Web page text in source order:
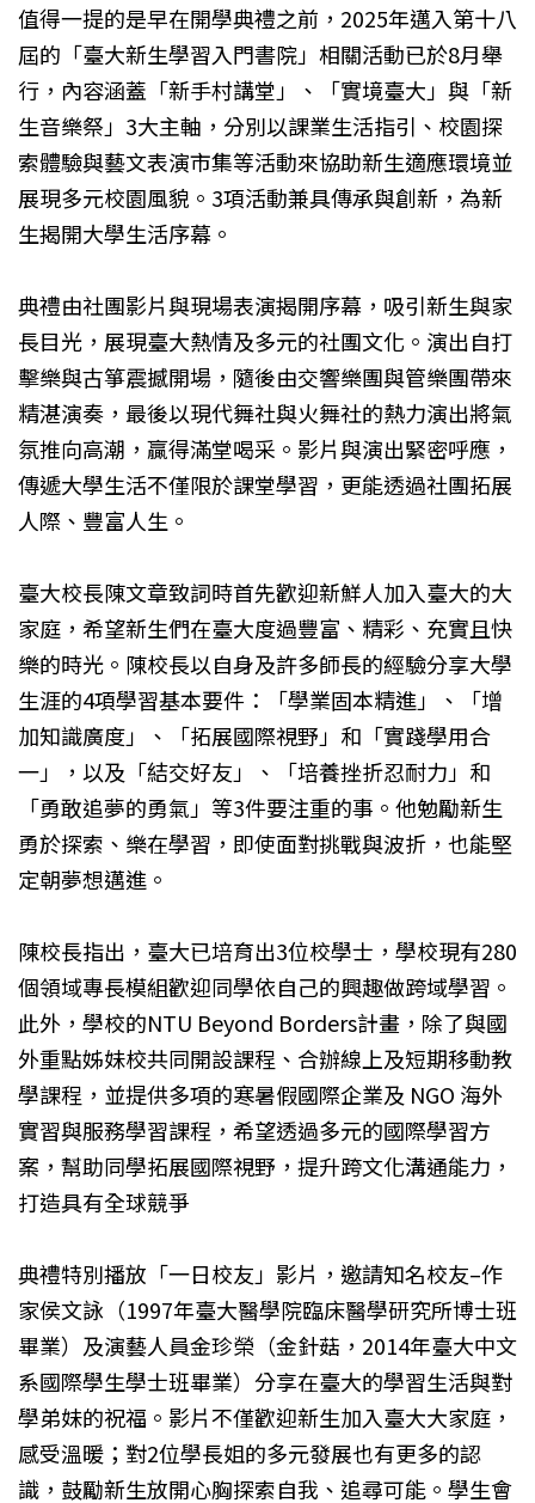
值得一提的是早在開學典禮之前，2025年邁入第十八
屆的「臺大新生學習入門書院」相關活動已於8月舉
行，內容涵蓋「新手村講堂」、「實境臺大」與「新
生音樂祭」3大主軸，分別以課業生活指引、校園探
索體驗與藝文表演市集等活動來協助新生適應環境並
展現多元校園風貌。3項活動兼具傳承與創新，為新
生揭開大學生活序幕。
典禮由社團影片與現場表演揭開序幕，吸引新生與家
長目光，展現臺大熱情及多元的社團文化。演出自打
擊樂與古箏震撼開場，隨後由交響樂團與管樂團帶來
精湛演奏，最後以現代舞社與火舞社的熱力演出將氣
氛推向高潮，贏得滿堂喝采。影片與演出緊密呼應，
傳遞大學生活不僅限於課堂學習，更能透過社團拓展
人際、豐富人生。
臺大校長陳文章致詞時首先歡迎新鮮人加入臺大的大
家庭，希望新生們在臺大度過豐富、精彩、充實且快
樂的時光。陳校長以自身及許多師長的經驗分享大學
生涯的4項學習基本要件：「學業固本精進」、「增
加知識廣度」、「拓展國際視野」和「實踐學用合
一」，以及「結交好友」、「培養挫折忍耐力」和
「勇敢追夢的勇氣」等3件要注重的事。他勉勵新生
勇於探索、樂在學習，即使面對挑戰與波折，也能堅
定朝夢想邁進。
陳校長指出，臺大已培育出3位校學士，學校現有280
個領域專長模組歡迎同學依自己的興趣做跨域學習。
此外，學校的NTU Beyond Borders計畫，除了與國
外重點姊妹校共同開設課程、合辦線上及短期移動教
學課程，並提供多項的寒暑假國際企業及 NGO 海外
實習與服務學習課程，希望透過多元的國際學習方
案，幫助同學拓展國際視野，提升跨文化溝通能力，
打造具有全球競爭
典禮特別播放「一日校友」影片，邀請知名校友–作
家侯文詠（1997年臺大醫學院臨床醫學研究所博士班
畢業）及演藝人員金珍榮（金針菇，2014年臺大中文
系國際學生學士班畢業）分享在臺大的學習生活與對
學弟妹的祝福。影片不僅歡迎新生加入臺大大家庭，
感受溫暖；對2位學長姐的多元發展也有更多的認
識，鼓勵新生放開心胸探索自我、追尋可能。學生會